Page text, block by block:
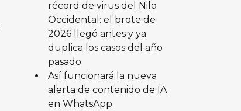
récord de virus del Nilo
Occidental: el brote de
2026 llegó antes y ya
duplica los casos del año
pasado
Así funcionará la nueva
alerta de contenido de IA
en WhatsApp